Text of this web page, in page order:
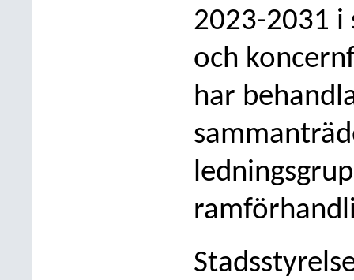
2023-2031 i
och
har
Stads